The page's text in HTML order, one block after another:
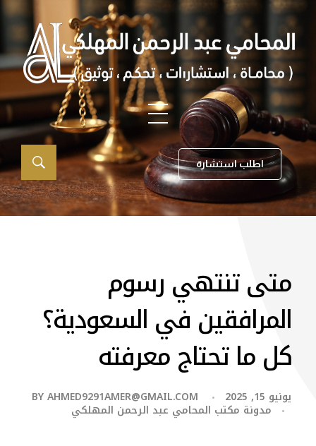
اطلب استشارة
متى تنتهي رسوم
المرافقين في السعودية؟
كل ما تحتاج معرفته
يونيو 15, 2025 BYAHMED9291AMER@GMAIL.COM
مدونة مكتب المحامي عبد الرحمن المهلكي